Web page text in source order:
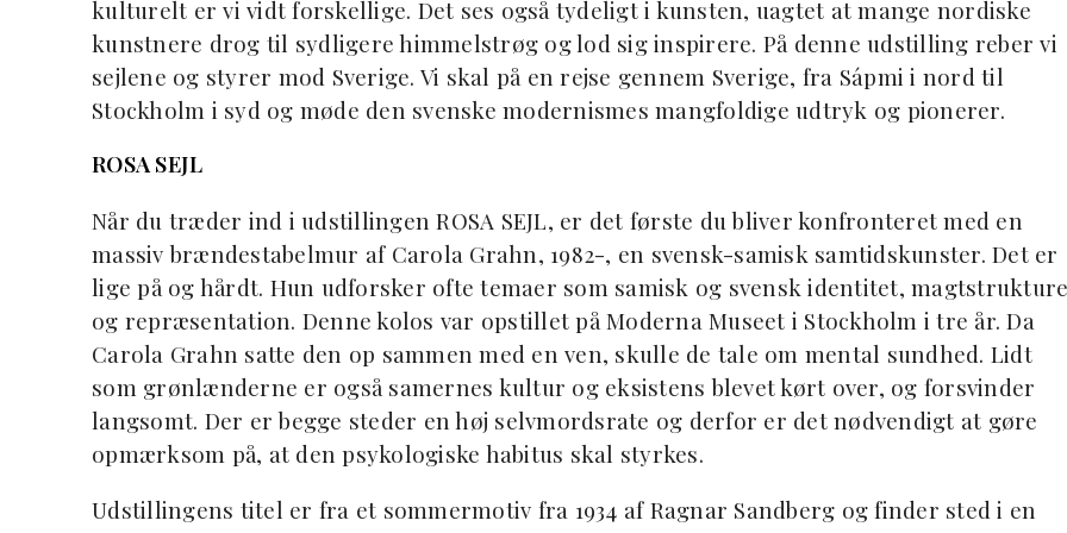
kulturelt er vi vidt forskellige. Det ses også tydeligt i kunsten, uagtet at mange nordiske
kunstnere drog til sydligere himmelstrøg og lod sig inspirere. På denne udstilling reber vi
sejlene og styrer mod Sverige. Vi skal på en rejse gennem Sverige, fra Sápmi i nord til
Stockholm i syd og møde den svenske modernismes mangfoldige udtryk og pionerer.
ROSA SEJL
Når du træder ind i udstillingen ROSA SEJL, er det første du bliver konfronteret med en
massiv brændestabelmur af Carola Grahn, 1982-, en svensk-samisk samtidskunster. Det er
lige på og hårdt. Hun udforsker ofte temaer som samisk og svensk identitet,
og repræsentation. Denne kolos var opstillet på Moderna Museet i Stockholm i tre år. Da
Carola Grahn satte den op sammen med en ven, skulle de tale om mental sundhed. Lidt
som grønlænderne er også samernes kultur og eksistens blevet kørt over, og forsvinder
langsomt. Der er begge steder en høj selvmordsrate og derfor er det nødvendigt at gøre
opmærksom på, at den psykologiske habitus skal styrkes.
Udstillingens titel er fra et sommermotiv fra 1934 af Ragnar Sandberg og finder sted i en